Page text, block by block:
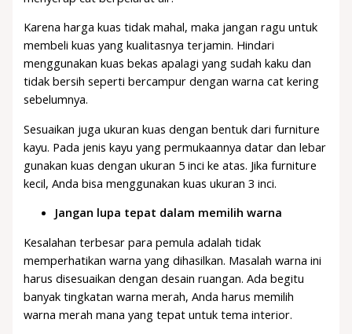
Karena harga kuas tidak mahal, maka jangan ragu untuk
membeli kuas yang kualitasnya terjamin. Hindari
menggunakan kuas bekas apalagi yang sudah kaku dan
tidak bersih seperti bercampur dengan warna cat kering
sebelumnya.
Sesuaikan juga ukuran kuas dengan bentuk dari furniture
kayu. Pada jenis kayu yang permukaannya datar dan lebar
gunakan kuas dengan ukuran 5 inci ke atas. Jika furniture
kecil, Anda bisa menggunakan kuas ukuran 3 inci.
Jangan lupa tepat dalam memilih warna
Kesalahan terbesar para pemula adalah tidak
memperhatikan warna yang dihasilkan. Masalah warna ini
harus disesuaikan dengan desain ruangan. Ada begitu
banyak tingkatan warna merah, Anda harus memilih
warna merah mana yang tepat untuk tema interior.